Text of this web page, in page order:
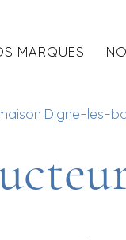
MARQUES
Digne-les-